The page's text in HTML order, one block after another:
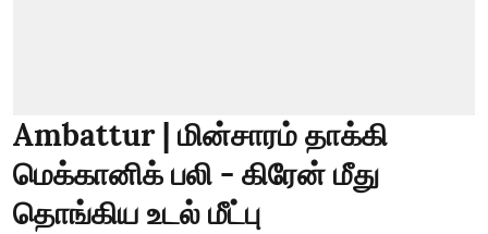
Ambattur | மின்சாரம் தாக்கி
மெக்கானிக் பலி - கிரேன் மீது
தொங்கிய உடல் மீட்பு